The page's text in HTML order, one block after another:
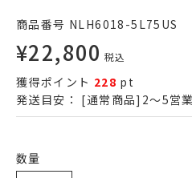
商品番号 NLH6018-5L75US
¥22,800 税込
獲得ポイント 228 pt
発送目安： [通常商品]2～5営